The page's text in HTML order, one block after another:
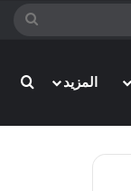
المزيد